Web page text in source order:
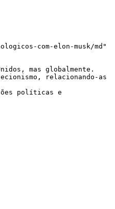
com-elon-musk/md"
mas globalmente.